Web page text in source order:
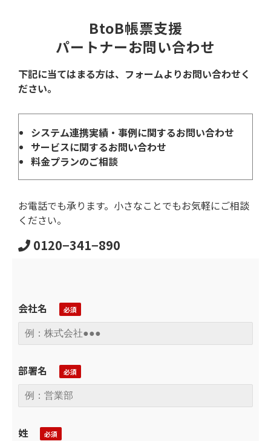
BtoB帳票支援
パートナーお問い合わせ
下記に当てはまる方は、フォームよりお問い合わせく
ださい。
システム連携実績・事例に関するお問い合わせ
サービスに関するお問い合わせ
料金プランのご相談
お電話でも承ります。小さなことでもお気軽にご相談
ください。
0120−341−890
会社名
部署名
姓